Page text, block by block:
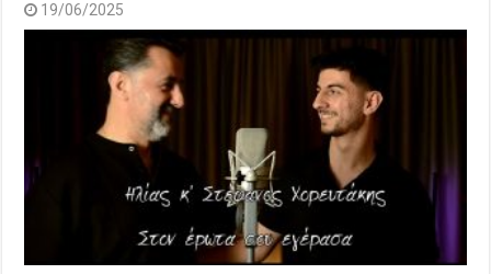
19/06/2025